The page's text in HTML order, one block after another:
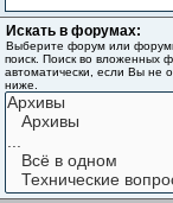
Искать в форумах:
Выберите форум или
поиск. Поиск во вложенных
автоматически, если Вы не
ниже.